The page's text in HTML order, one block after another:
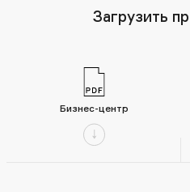
Загрузить
Бизнес-центр